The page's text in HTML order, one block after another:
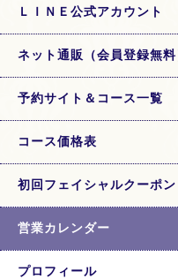
ＬＩＮＥ公式アカウント
ネット通販（会員登録無料
予約サイト＆コース一覧
コース価格表
初回フェイシャルクーポン
営業カレンダー
プロフィール